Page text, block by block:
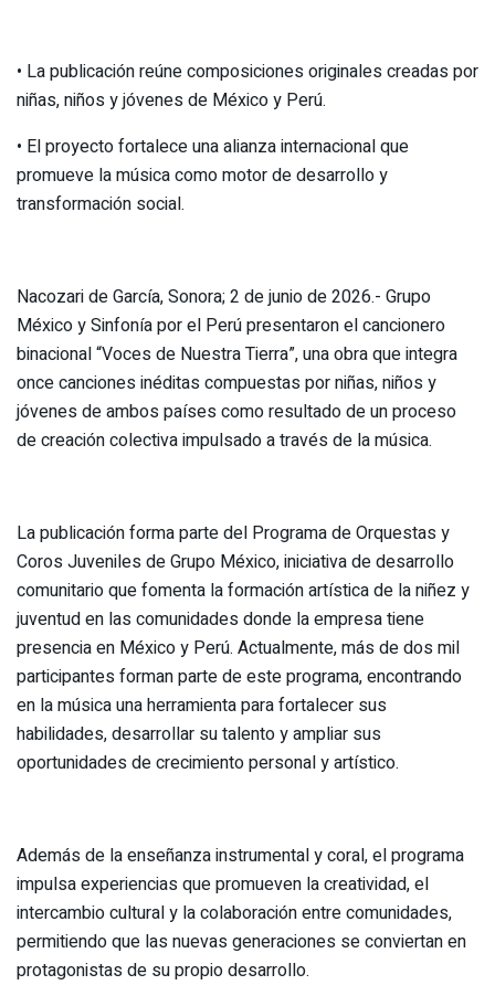
• La publicación reúne composiciones originales creadas por
niñas, niños y jóvenes de México y Perú.
• El proyecto fortalece una alianza internacional que
promueve la música como motor de desarrollo y
transformación social.
Nacozari de García, Sonora; 2 de junio de 2026.- Grupo
México y Sinfonía por el Perú presentaron el cancionero
binacional “Voces de Nuestra Tierra”, una obra que integra
once canciones inéditas compuestas por niñas, niños y
jóvenes de ambos países como resultado de un proceso
de creación colectiva impulsado a través de la música.
La publicación forma parte del Programa de Orquestas y
Coros Juveniles de Grupo México, iniciativa de desarrollo
comunitario que fomenta la formación artística de la niñez y
juventud en las comunidades donde la empresa tiene
presencia en México y Perú. Actualmente, más de dos mil
participantes forman parte de este programa, encontrando
en la música una herramienta para fortalecer sus
habilidades, desarrollar su talento y ampliar sus
oportunidades de crecimiento personal y artístico.
Además de la enseñanza instrumental y coral, el programa
impulsa experiencias que promueven la creatividad, el
intercambio cultural y la colaboración entre comunidades,
permitiendo que las nuevas generaciones se conviertan en
protagonistas de su propio desarrollo.